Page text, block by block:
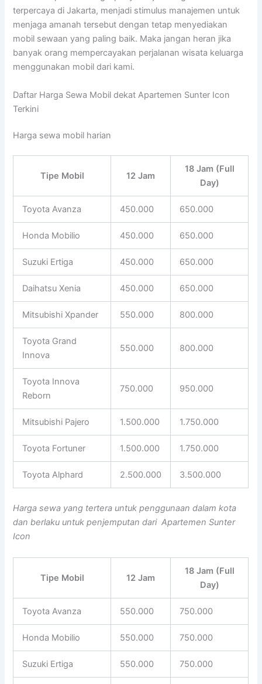
terpercaya di Jakarta, menjadi stimulus manajemen untuk
menjaga amanah tersebut dengan tetap menyediakan
mobil sewaan yang paling baik. Maka jangan heran jika
banyak orang mempercayakan perjalanan wisata keluarga
menggunakan mobil dari kami.
Daftar Harga Sewa Mobil dekat Apartemen Sunter Icon
Terkini
Harga sewa mobil harian
Tipe Mobil 12 Jam
18 Jam (Full
Day)
Toyota Avanza 450.000 650.000
Honda Mobilio 450.000 650.000
Suzuki Ertiga 450.000 650.000
Daihatsu Xenia 450.000 650.000
Mitsubishi Xpander 550.000 800.000
Toyota Grand
Innova
550.000 800.000
Toyota Innova
Reborn
750.000 950.000
Mitsubishi Pajero 1.500.000 1.750.000
Toyota Fortuner 1.500.000 1.750.000
Toyota Alphard 2.500.000 3.500.000
Harga sewa yang tertera untuk penggunaan dalam kota
dan berlaku untuk penjemputan dari Apartemen Sunter
Icon
Tipe Mobil 12 Jam
18 Jam (Full
Day)
Toyota Avanza 550.000 750.000
Honda Mobilio 550.000 750.000
Suzuki Ertiga 550.000 750.000